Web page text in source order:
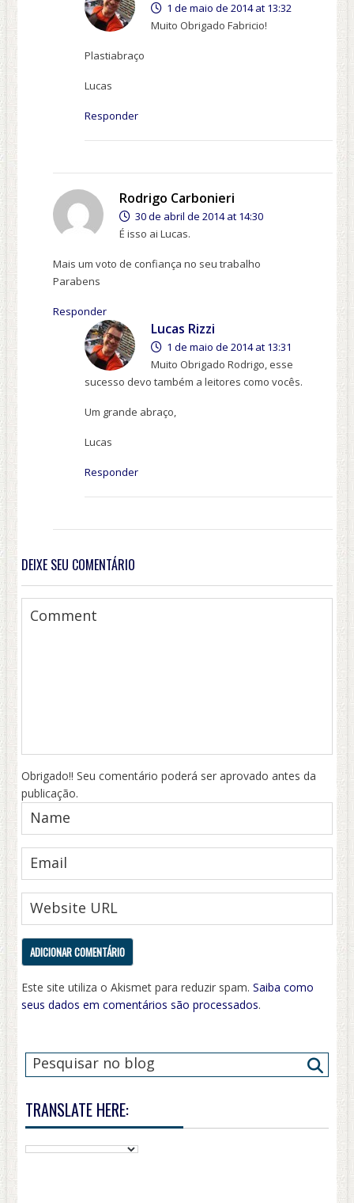
1 de maio de 2014 at 13:32
Muito Obrigado Fabricio!
Plastiabraço
Lucas
Responder
Rodrigo Carbonieri
30 de abril de 2014 at 14:30
É isso ai Lucas.
Mais um voto de confiança no seu trabalho
Parabens
Responder
Lucas Rizzi
1 de maio de 2014 at 13:31
Muito Obrigado Rodrigo, esse
sucesso devo também a leitores como vocês.
Um grande abraço,
Lucas
Responder
DEIXE SEU COMENTÁRIO
Obrigado!! Seu comentário poderá ser aprovado antes da
publicação.
Este site utiliza o Akismet para reduzir spam.Saiba como
seus dados em comentários são processados.
TRANSLATE HERE: